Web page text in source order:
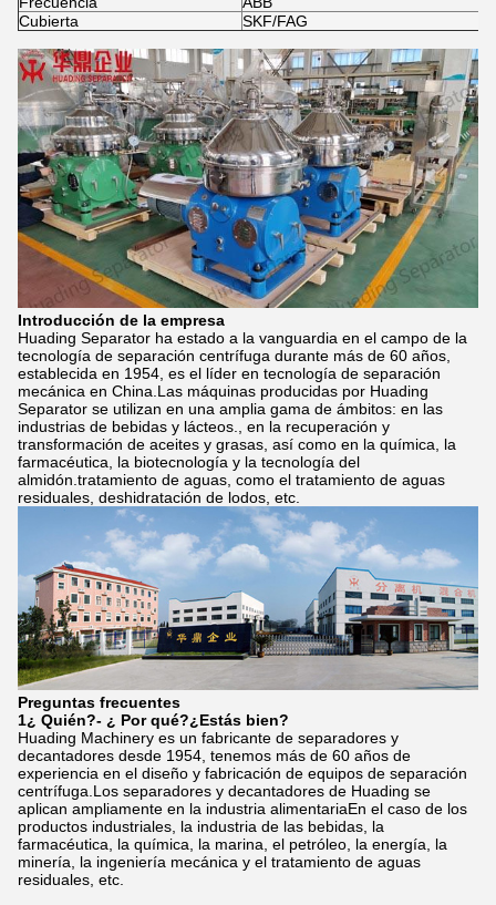
Cubierta
SKF/FAG
Introducción de la empresa
Huading Separator ha estado a la vanguardia en el campo de la
tecnología de separación centrífuga durante más de 60 años,
establecida en 1954, es el líder en tecnología de separación
mecánica en China.Las máquinas producidas por Huading
Separator se utilizan en una amplia gama de ámbitos: en las
industrias de bebidas y lácteos., en la recuperación y
transformación de aceites y grasas, así como en la química, la
farmacéutica, la biotecnología y la tecnología del
almidón.tratamiento de aguas, como el tratamiento de aguas
residuales, deshidratación de lodos, etc.
Preguntas frecuentes
1¿ Quién?- ¿ Por qué?¿Estás bien?
Huading Machinery es un fabricante de separadores y
decantadores desde 1954, tenemos más de 60 años de
experiencia en el diseño y fabricación de equipos de separación
centrífuga.Los separadores y decantadores de Huading se
aplican ampliamente en la industria alimentariaEn el caso de los
productos industriales, la industria de las bebidas, la
farmacéutica, la química, la marina, el petróleo, la energía, la
minería, la ingeniería mecánica y el tratamiento de aguas
residuales, etc.